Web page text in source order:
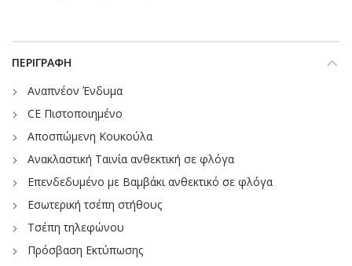
ΠΕΡΙΓΡΑΦΉ
Αναπνέον Ένδυμα
CE Πιστοποιημένο
Αποσπώμενη Κουκούλα
Ανακλαστική Ταινία ανθεκτική σε φλόγα
Επενδεδυμένο με Βαμβάκι ανθεκτικό σε φλόγα
Εσωτερική τσέπη στήθους
Τσέπη τηλεφώνου
Πρόσβαση Εκτύπωσης